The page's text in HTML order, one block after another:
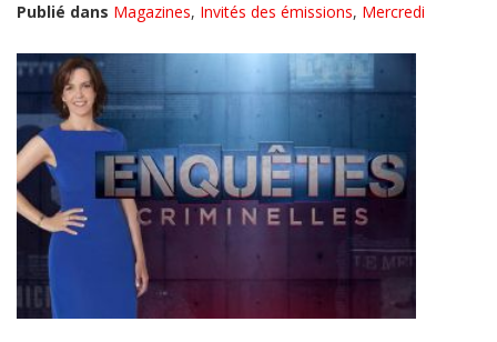
Publié dans Magazines, Invités des émissions, Mercredi